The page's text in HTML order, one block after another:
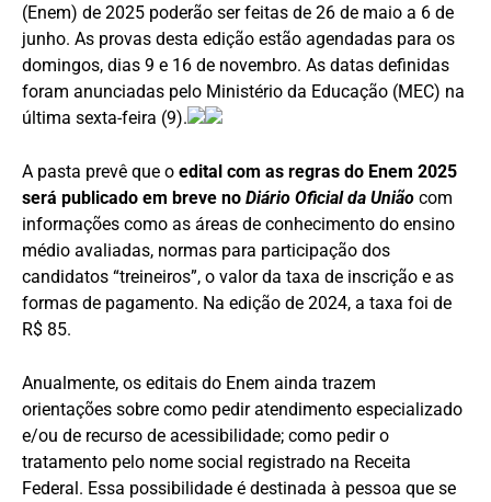
(Enem) de 2025 poderão ser feitas de 26 de maio a 6 de
junho. As provas desta edição estão agendadas para os
domingos, dias 9 e 16 de novembro. As datas definidas
foram anunciadas pelo Ministério da Educação (MEC) na
última sexta-feira (9).
A pasta prevê que o edital com as regras do Enem 2025
será publicado em breve no Diário Oficial da União com
informações como as áreas de conhecimento do ensino
médio avaliadas, normas para participação dos
candidatos “treineiros”, o valor da taxa de inscrição e as
formas de pagamento. Na edição de 2024, a taxa foi de
R$ 85.
Anualmente, os editais do Enem ainda trazem
orientações sobre como pedir atendimento especializado
e/ou de recurso de acessibilidade; como pedir o
tratamento pelo nome social registrado na Receita
Federal. Essa possibilidade é destinada à pessoa que se